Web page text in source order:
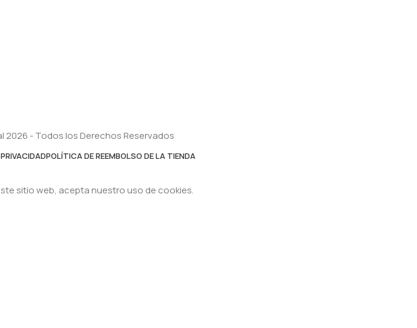
2026 - Todos los Derechos Reservados
POLÍTICA DE REEMBOLSO DE LA TIENDA
sitio web, acepta nuestro uso de cookies.